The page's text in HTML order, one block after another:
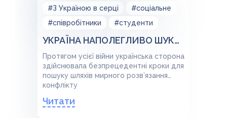
#З Україною в серці
#соціальне
#співробітники
#студенти
УКРАЇНА НАПОЛЕГЛИВО ШУКАЛА ДИПЛОМАТИЧНІ ШЛЯХИ РОЗВ’ЯЗАННЯ ВІЙНИ НА ДОНБАСІ ТА ПОВЕРНЕННЯ КРИМУ
Протягом усієї війни українська сторона
здійснювала безпрецедентні кроки для
пошуку шляхів мирного розв’язання
конфлікту
Читати